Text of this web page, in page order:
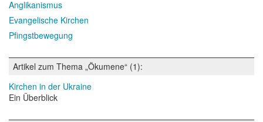
Anglikanismus
Evangelische Kirchen
Pfingstbewegung
Artikel zum Thema „Ökumene“ (1):
Kirchen in der Ukraine
Ein Überblick